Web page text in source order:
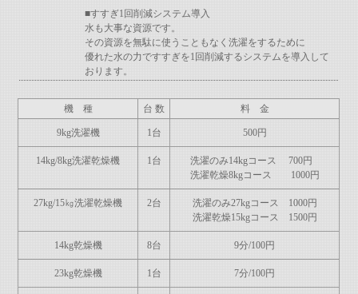
■すすぎ1回削減システム導入
水も大事な資源です。
その資源を無駄に使うこともなく洗濯をするために
優れた水の力ですすぎを1回削減するシステムを導入して
おります。
機 種 台 数 料 金
9kg洗濯機 1台 500円
14kg/8kg洗濯乾燥機 1台
洗濯のみ14kgコース 700円
洗濯乾燥8kgコース 1000円
27kg/15㎏洗濯乾燥機 2台
洗濯のみ27kgコース 1000円
洗濯乾燥15kgコース 1500円
14kg乾燥機 8台 9分/100円
23kg乾燥機 1台 7分/100円